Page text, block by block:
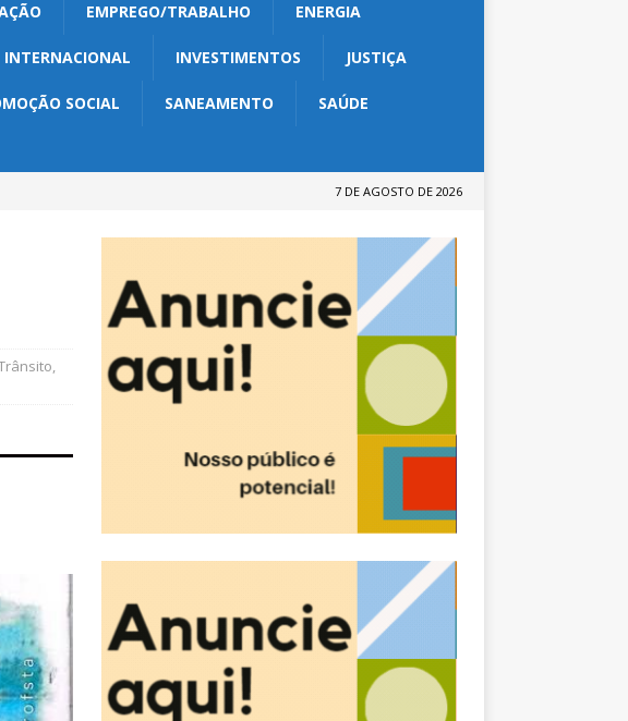
EMPREGO/TRABALHO ENERGIA
INTERNACIONAL INVESTIMENTOS JUSTIÇA
SOCIAL SANEAMENTO SAÚDE
7 DE AGOSTO DE 2026
,